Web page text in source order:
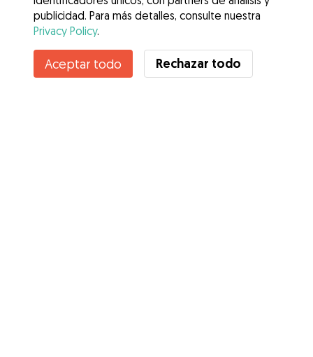
Contacta con Eduardo
¿Conoces los Beneficios de Gudog? Ver más
publicidad. Para más detalles, consulte nuestra
Privacy Policy.
Aceptar todo Rechazar todo